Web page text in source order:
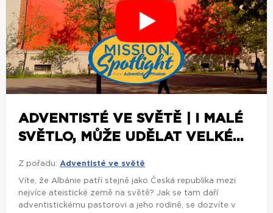
ADVENTISTÉ VE SVĚTĚ | I MALÉ
SVĚTLO, MŮŽE UDĚLAT VELKÉ...
Z pořadu: Adventisté ve světě
Víte, že Albánie patří stejně jako Česká republika mezi
nejvíce ateistické země na světě? Jak se tam daří
adventistickému pastorovi a jeho rodině, se dozvíte v